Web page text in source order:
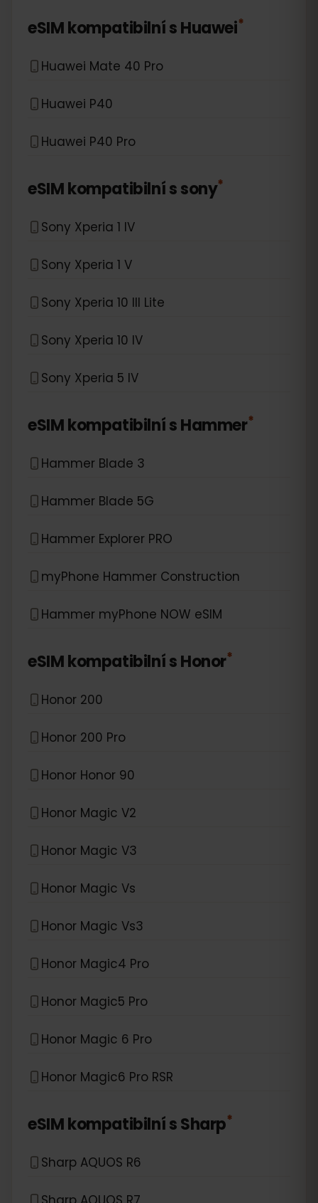
eSIM kompatibilní sHuawei*
Huawei Mate 40 Pro
Huawei P40
Huawei P40 Pro
eSIM kompatibilní ssony*
Sony Xperia 1 IV
Sony Xperia 1 V
Sony Xperia 10 III Lite
Sony Xperia 10 IV
Sony Xperia 5 IV
eSIM kompatibilní sHammer*
Hammer Blade 3
Hammer Blade 5G
Hammer Explorer PRO
myPhone Hammer Construction
Hammer myPhone NOW eSIM
eSIM kompatibilní sHonor*
Honor 200
Honor 200 Pro
Honor Honor 90
Honor Magic V2
Honor Magic V3
Honor Magic Vs
Honor Magic Vs3
Honor Magic4 Pro
Honor Magic5 Pro
Honor Magic 6 Pro
Honor Magic6 Pro RSR
eSIM kompatibilní sSharp*
Sharp AQUOS R6